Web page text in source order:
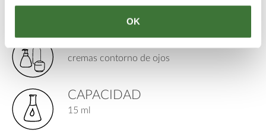
OK
piel: todos los tipos
cremas contorno de ojos
CAPACIDAD
15 ml